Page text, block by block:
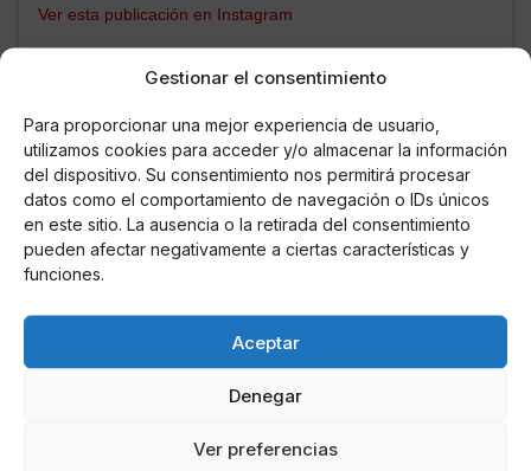
Gestionar el consentimiento
Para proporcionar una mejor experiencia de usuario,
utilizamos cookies para acceder y/o almacenar la información
del dispositivo. Su consentimiento nos permitirá procesar
datos como el comportamiento de navegación o IDs únicos
en este sitio. La ausencia o la retirada del consentimiento
pueden afectar negativamente a ciertas características y
funciones.
Aceptar
Denegar
Ver preferencias
Ver esta publicación en Instagram
Una publicación compartida por Colegio Mayor Eli´as Ahuja